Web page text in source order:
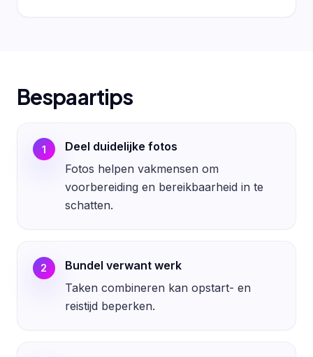
Bespaartips
1
Deel duidelijke fotos
Fotos helpen vakmensen om
voorbereiding en bereikbaarheid in te
schatten.
2
Bundel verwant werk
Taken combineren kan opstart- en
reistijd beperken.